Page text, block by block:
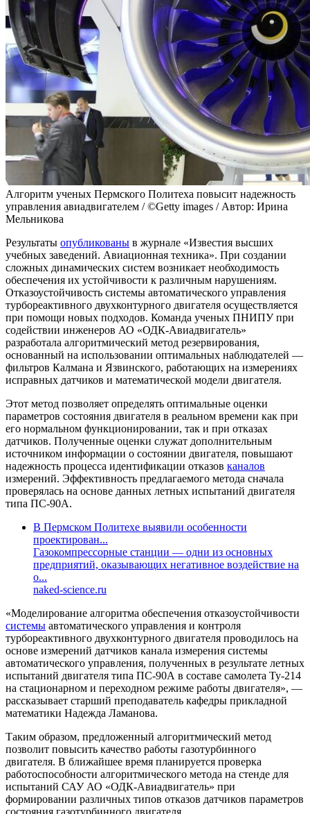
Алгоритм ученых Пермского Политеха повысит надежность
управления авиадвигателем / ©Getty images / Автор: Ирина
Мельникова
Результаты опубликованы в журнале «Известия высших
учебных заведений. Авиационная техника». При создании
сложных динамических систем возникает необходимость
обеспечения их устойчивости к различным нарушениям.
Отказоустойчивость системы автоматического управления
турбореактивного двухконтурного двигателя осуществляется
при помощи новых подходов. Команда ученых ПНИПУ при
содействии инженеров АО «ОДК-Авиадвигатель»
разработала алгоритмический метод резервирования,
основанный на использовании оптимальных наблюдателей —
фильтров Калмана и Язвинского, работающих на измерениях
исправных датчиков и математической модели двигателя.
Этот метод позволяет определять оптимальные оценки
параметров состояния двигателя в реальном времени как при
его нормальном функционировании, так и при отказах
датчиков. Полученные оценки служат дополнительным
источником информации о состоянии двигателя, повышают
надежность процесса идентификации отказов каналов
измерений. Эффективность предлагаемого метода сначала
проверялась на основе данных летных испытаний двигателя
типа ПС-90А.
В Пермском Политехе выявили особенности
проектирован...
Газокомпрессорные станции — одни из основных
предприятий, оказывающих негативное воздействие на
о...
naked-science.ru
«Моделирование алгоритма обеспечения отказоустойчивости
системы автоматического управления и контроля
турбореактивного двухконтурного двигателя проводилось на
основе измерений датчиков канала измерения системы
автоматического управления, полученных в результате летных
испытаний двигателя типа ПС-90А в составе самолета Ту-214
на стационарном и переходном режиме работы двигателя», —
рассказывает старший преподаватель кафедры прикладной
математики Надежда Ламанова.
Таким образом, предложенный алгоритмический метод
позволит повысить качество работы газотурбинного
двигателя. В ближайшее время планируется проверка
работоспособности алгоритмического метода на стенде для
испытаний САУ АО «ОДК-Авиадвигатель» при
формировании различных типов отказов датчиков параметров